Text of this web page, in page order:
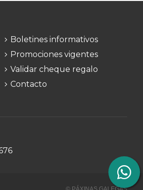
Boletines informativos
Promociones vigentes
Validar cheque regalo
Contacto